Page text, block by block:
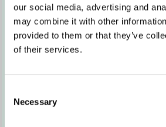
our social media, advertising and
may combine it with other
provided to them or that they’ve
of their services.
Selection
Necessary
MOBILISERING